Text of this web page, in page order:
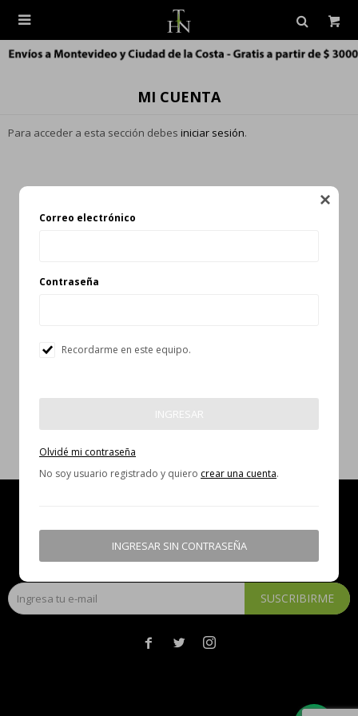

Correo electrónico
Contraseña
Recordarme en este equipo.
INGRESAR
Olvidé mi contraseña
No soy usuario registrado y quiero crear una cuenta.
INGRESAR SIN CONTRASEÑA

MI CUENTA
Para acceder a esta sección debes iniciar sesión.
¡Suscribite y recibí todas nuestras novedades!
SUSCRIBIRME
  